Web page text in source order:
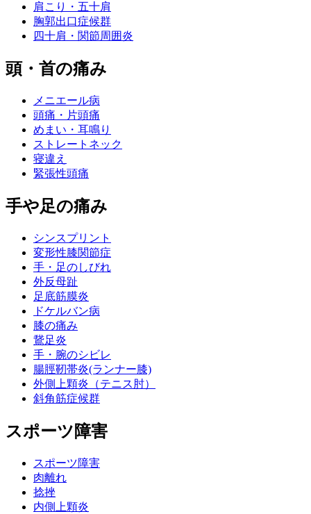
肩こり・五十肩
胸郭出口症候群
四十肩・関節周囲炎
頭・首の痛み
メニエール病
頭痛・片頭痛
めまい・耳鳴り
ストレートネック
寝違え
緊張性頭痛
手や足の痛み
シンスプリント
変形性膝関節症
手・足のしびれ
外反母趾
足底筋膜炎
ドケルバン病
膝の痛み
鵞足炎
手・腕のシビレ
腸脛靭帯炎(ランナー膝)
外側上顆炎（テニス肘）
斜角筋症候群
スポーツ障害
スポーツ障害
肉離れ
捻挫
内側上顆炎